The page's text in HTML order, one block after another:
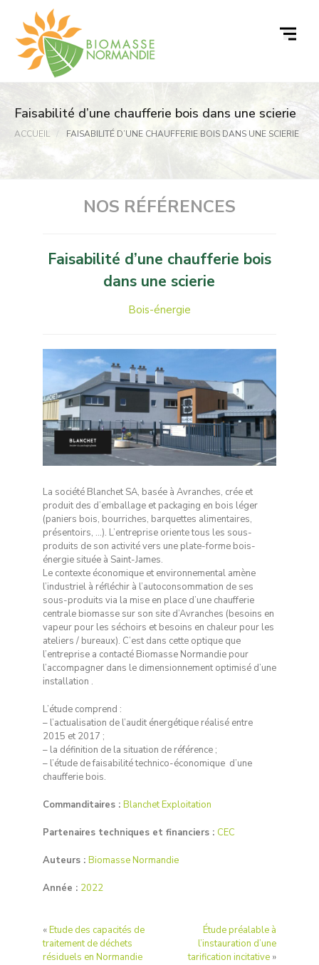
contenu
Faisabilité d’une chaufferie bois dans une scierie
ACCUEIL FAISABILITÉ D’UNE CHAUFFERIE BOIS DANS UNE SCIERIE
NOS RÉFÉRENCES
Faisabilité d’une chaufferie bois
dans une scierie
Bois-énergie
La société Blanchet SA, basée à Avranches, crée et
produit des d’emballage et packaging en bois léger
(paniers bois, bourriches, barquettes alimentaires,
présentoirs, …). L’entreprise oriente tous les sous-
produits de son activité vers une plate-forme bois-
énergie située à Saint-James.
Le contexte économique et environnemental amène
l’industriel à réfléchir à l’autoconsommation de ses
sous-produits via la mise en place d’une chaufferie
centrale biomasse sur son site d’Avranches (besoins en
vapeur pour les séchoirs et besoins en chaleur pour les
ateliers / bureaux). C’est dans cette optique que
l’entreprise a contacté Biomasse Normandie pour
l’accompagner dans le dimensionnement optimisé d’une
installation .
L’étude comprend :
– l’actualisation de l’audit énergétique réalisé entre
2015 et 2017 ;
– la définition de la situation de référence ;
– l’étude de faisabilité technico-économique d’une
chaufferie bois.
Commanditaires : Blanchet Exploitation
Partenaires techniques et financiers : CEC
Auteurs : Biomasse Normandie
Année : 2022
«Etude des capacités de
traitement de déchets
résiduels en Normandie
Étude préalable à
l’instauration d’une
tarification incitative »